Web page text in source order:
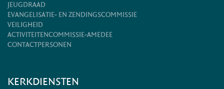
JEUGDRAAD
EVANGELISATIE- EN ZENDINGSCOMMISSIE
VEILIGHEID
ACTIVITEITENCOMMISSIE-AMEDEE
CONTACTPERSONEN
KERKDIENSTEN